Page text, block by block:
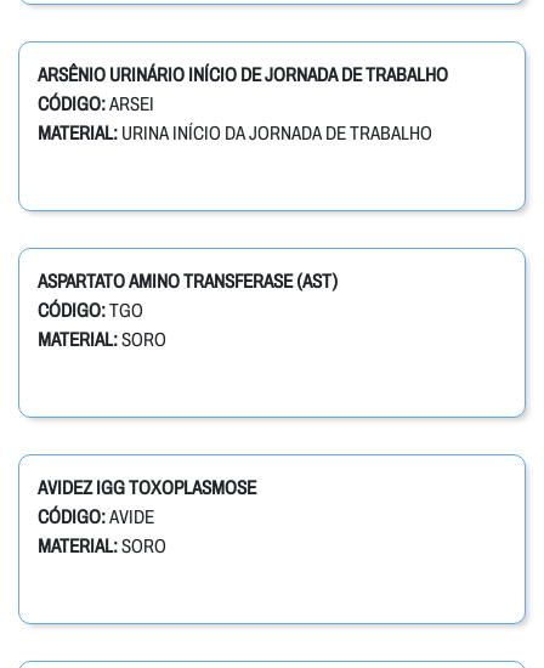
ARSÊNIO URINÁRIO INÍCIO DE JORNADA DE TRABALHO
CÓDIGO:ARSEI
MATERIAL: URINA INÍCIO DA JORNADA DE TRABALHO
ASPARTATO AMINO TRANSFERASE (AST)
CÓDIGO:TGO
MATERIAL:SORO
AVIDEZ IGG TOXOPLASMOSE
CÓDIGO:AVIDE
MATERIAL:SORO